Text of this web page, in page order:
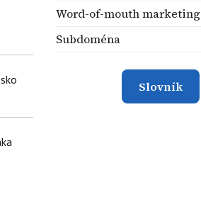
Word-of-mouth marketing
Subdoména
Slovník